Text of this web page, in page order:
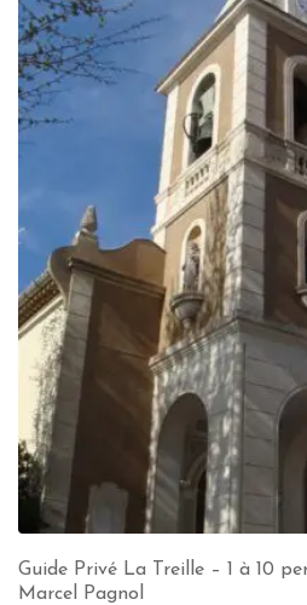
Guide Privé La Treille – 1 à 10
Marcel Pagnol